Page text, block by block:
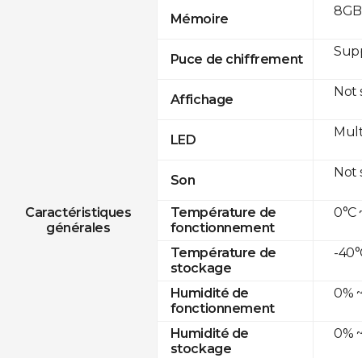
Caractéristiques
générales
Mémoire
Puce de chiffrement
Affichage
LED
Son
Température de
fonctionnement
Température de
stockage
Humidité de
fonctionnement
Humidité de
stockage
Not
Not
0°C
-
0%
0%